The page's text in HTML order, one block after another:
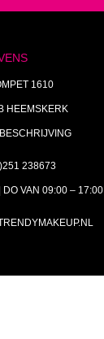
1610
HEEMSKERK
238673
DO VAN 09:00 – 17:00